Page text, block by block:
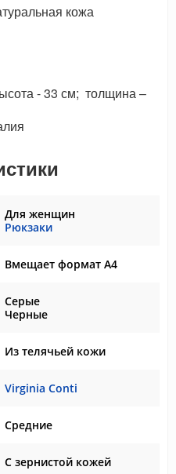
кожа
- 33 см; толщина –
Для женщин
Рюкзаки
Вмещает формат А4
Серые
Черные
Из телячьей кожи
Virginia Conti
Средние
С зернистой кожей